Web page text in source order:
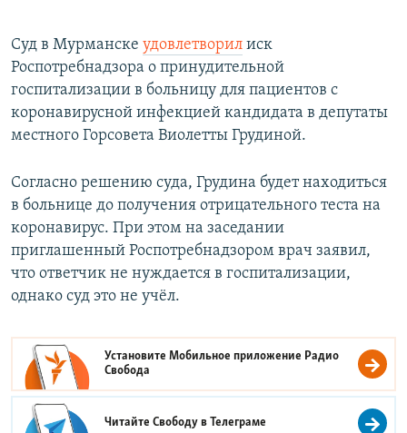
Все сайты РСЕ/РС
Суд в Мурманске удовлетворил иск
Роспотребнадзора о принудительной
госпитализации в больницу для пациентов с
коронавирусной инфекцией кандидата в депутаты
местного Горсовета Виолетты Грудиной.
Согласно решению суда, Грудина будет находиться
в больнице до получения отрицательного теста на
коронавирус. При этом на заседании
приглашенный Роспотребнадзором врач заявил,
что ответчик не нуждается в госпитализации,
однако суд это не учёл.
Установите Мобильное приложение Радио
Свобода
Читайте Свободу вТелеграме